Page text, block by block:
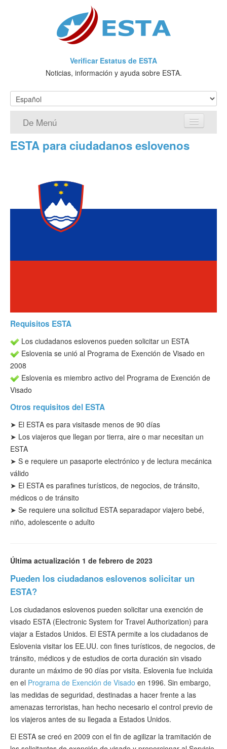
Verificar Estatus de ESTA
Noticias, información y ayuda sobre ESTA.
De Menú
Página de inicio
¿Qué es ESTA?
VWP
Verificar ESTA
ESTA para ciudadanos eslovenos
Requisitos ESTA
Los ciudadanos eslovenos pueden solicitar un ESTA
Eslovenia se unió al Programa de Exención de Visado en
2008
Eslovenia es miembro activo del Programa de Exención de
Visado
Otros requisitos del ESTA
➤ El ESTA es para visitasde menos de 90 días
➤ Los viajeros que llegan por tierra, aire o mar necesitan un
ESTA
➤ S e requiere un pasaporte electrónico y de lectura mecánica
válido
➤ El ESTA es parafines turísticos, de negocios, de tránsito,
médicos o de tránsito
➤ Se requiere una solicitud ESTA separadapor viajero bebé,
niño, adolescente o adulto
Última actualización 1 de febrero de 2023
Pueden los ciudadanos eslovenos solicitar un
ESTA?
Los ciudadanos eslovenos pueden solicitar una exención de
visado ESTA (Electronic System for Travel Authorization) para
viajar a Estados Unidos. El ESTA permite a los ciudadanos de
Eslovenia visitar los EE.UU. con fines turísticos, de negocios, de
tránsito, médicos y de estudios de corta duración sin visado
durante un máximo de 90 días por visita. Eslovenia fue incluida
en el Programa de Exención de Visado en 1996. Sin embargo,
las medidas de seguridad, destinadas a hacer frente a las
amenazas terroristas, han hecho necesario el control previo de
los viajeros antes de su llegada a Estados Unidos.
El ESTA se creó en 2009 con el fin de agilizar la tramitación de